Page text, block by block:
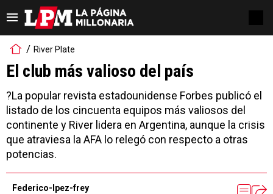
River Plate
El club más valioso del país
?La popular revista estadounidense Forbes publicó el
listado de los cincuenta equipos más valiosos del
continente y River lidera en Argentina, aunque la crisis
que atraviesa la AFA lo relegó con respecto a otras
potencias.
Federico-lpez-frey